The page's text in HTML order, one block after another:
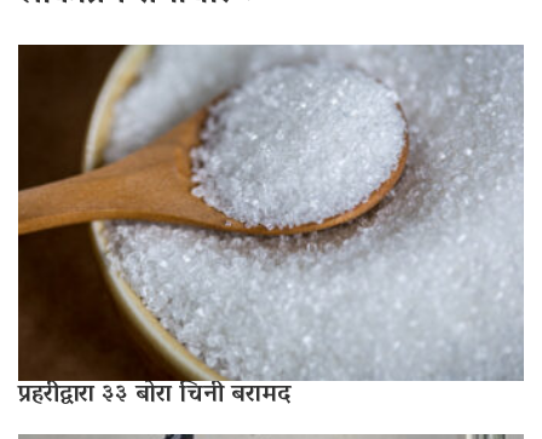
प्रहरीद्वारा ३३ बोरा चिनी बरामद